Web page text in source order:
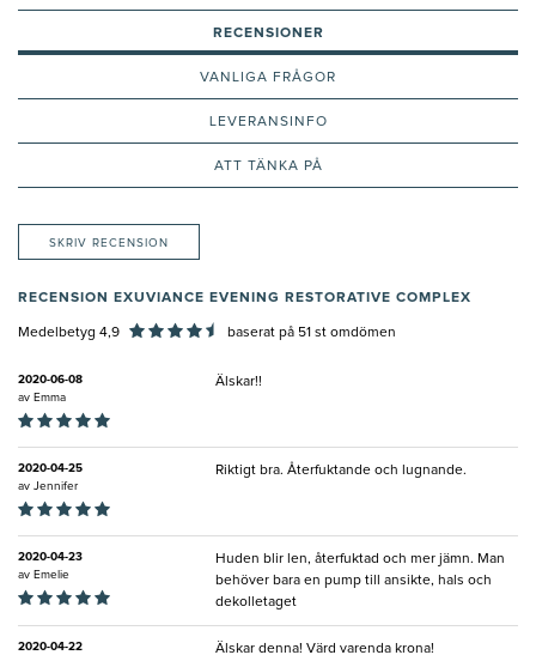
RECENSIONER
VANLIGA FRÅGOR
LEVERANSINFO
ATT TÄNKA PÅ
SKRIV RECENSION
RECENSION EXUVIANCE EVENING RESTORATIVE COMPLEX
Medelbetyg 4,9 baserat på 51 st omdömen
2020-06-08
av Emma
Älskar!!
2020-04-25
av Jennifer
Riktigt bra. Återfuktande och lugnande.
2020-04-23
av Emelie
Huden blir len, återfuktad och mer jämn. Man
behöver bara en pump till ansikte, hals och
dekolletaget
2020-04-22
Älskar denna! Värd varenda krona!